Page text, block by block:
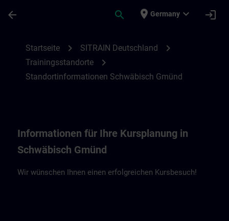
arrow_back search place Germany expand_more login
Startseite chevron_right SITRAIN Deutschland chevron_right
Trainingsstandorte chevron_right
Standortinformationen Schwäbisch Gmünd
Informationen für Ihre Kursplanung in
Schwäbisch Gmünd
Wir wünschen Ihnen einen erfolgreichen Kursbesuch!